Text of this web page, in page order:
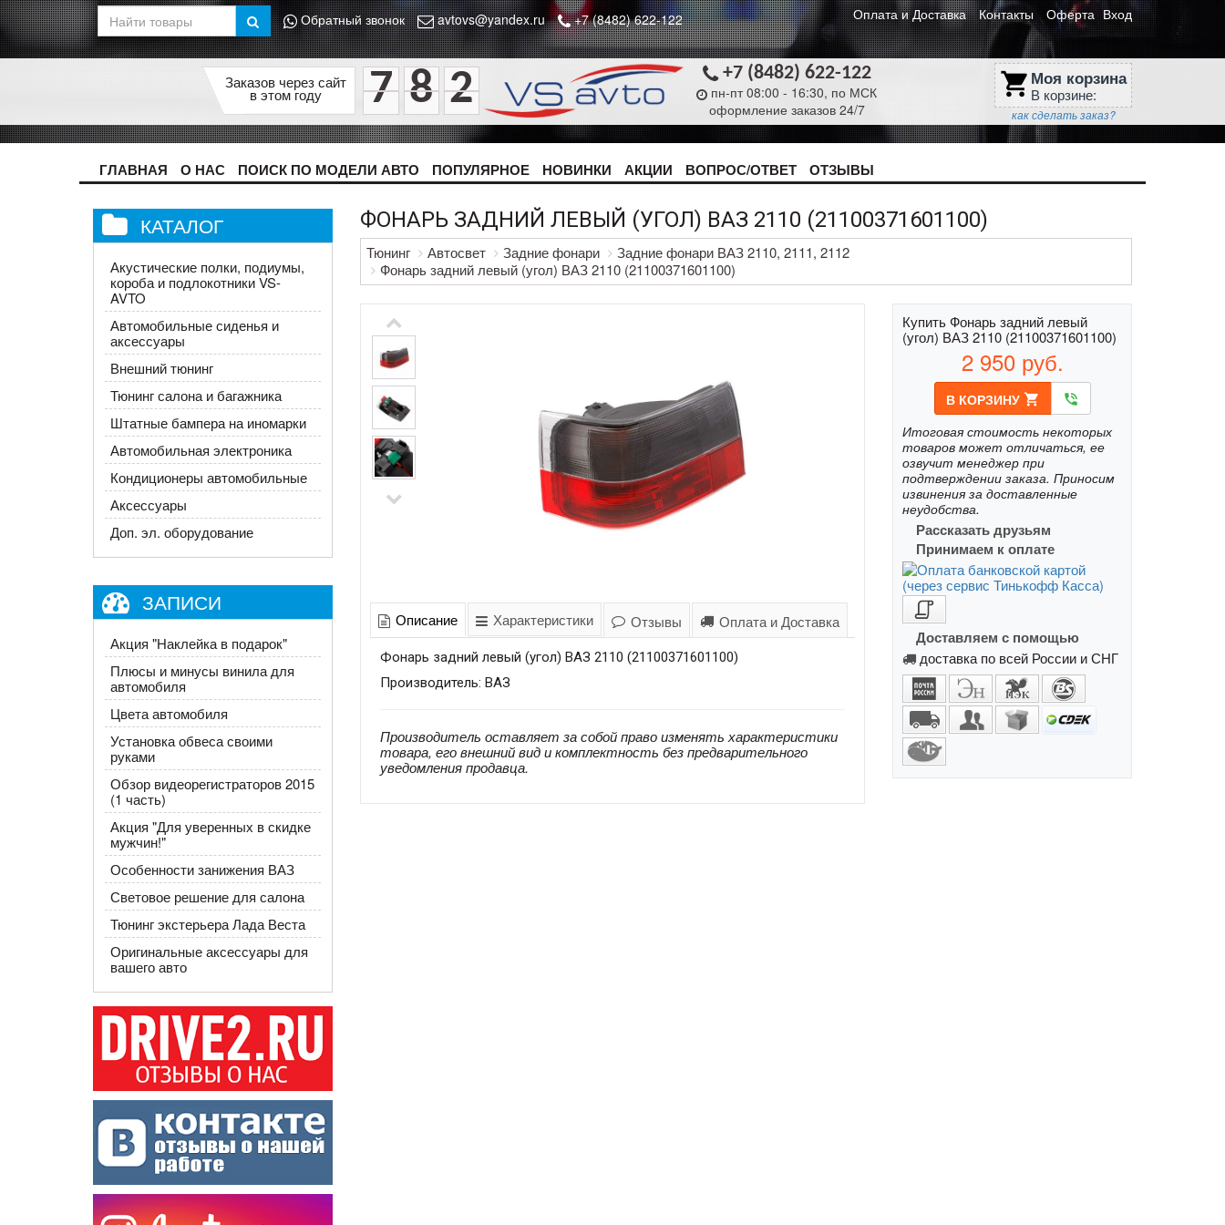
Обратный звонок avtovs@yandex.ru +7 (8482) 622-122 Оплата и Доставка Контакты Оферта Вход
Заказов через сайт
в этом году 7 8 2 +7 (8482) 622-122
пн-пт 08:00 - 16:30, по МСК
оформление заказов 24/7
shopping_cart Моя корзина
В корзине:
как сделать заказ?
ГЛАВНАЯ О НАС ПОИСК ПО МОДЕЛИ АВТО ПОПУЛЯРНОЕ НОВИНКИ АКЦИИ ВОПРОС/ОТВЕТ ОТЗЫВЫ
КАТАЛОГ
Акустические полки, подиумы,
короба и подлокотники VS-
AVTO
Автомобильные сиденья и
аксессуары
Внешний тюнинг
Тюнинг салона и багажника
Штатные бампера на иномарки
Автомобильная электроника
Кондиционеры автомобильные
Аксессуары
Доп. эл. оборудование
ЗАПИСИ
Акция "Наклейка в подарок"
Плюсы и минусы винила для
автомобиля
Цвета автомобиля
Установка обвеса своими
руками
Обзор видеорегистраторов 2015
(1 часть)
​Акция "Для уверенных в скидке
мужчин!"
Особенности занижения ВАЗ
Световое решение для салона
Тюнинг экстерьера Лада Веста
Оригинальные аксессуары для
вашего авто
ФОНАРЬ ЗАДНИЙ ЛЕВЫЙ (УГОЛ) ВАЗ 2110 (21100371601100)
Тюнинг Автосвет Задние фонари
Задние фонари ВАЗ 2110, 2111, 2112
Фонарь задний левый (угол) ВАЗ 2110 (21100371601100)
Описание Характеристики Отзывы Оплата и Доставка
Фонарь задний левый (угол) ВАЗ 2110 (21100371601100)
Производитель: ВАЗ
Производитель оставляет за собой право изменять характеристики
товара, его внешний вид и комплектность без предварительного
уведомления продавца.
Купить Фонарь задний левый
(угол) ВАЗ 2110 (21100371601100)
2 950 руб.
В КОРЗИНУ shopping_cart phone_in_talk
Итоговая стоимость некоторых
товаров может отличаться, ее
озвучит менеджер при
подтверждении заказа. Приносим
извинения за доставленные
неудобства.
Рассказать друзьям
Принимаем к оплате
Доставляем с помощью
доставка по всей России и СНГ